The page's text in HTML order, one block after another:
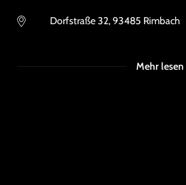
Dorfstraße 32,93485 Rimbach
Mehr lesen